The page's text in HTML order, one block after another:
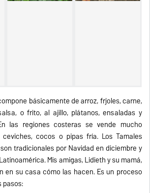
básicamente de arroz, frijoles, carne,
o frito, al ajillo, plátanos, ensaladas y
las regiones costeras se vende mucho
ceviches, cocos o pipas fría. Los Tamales
tradicionales por Navidad en diciembre y
Mis amigas, Lidieth y su mamá,
en su casa cómo las hacen. Es un proceso
pasos: